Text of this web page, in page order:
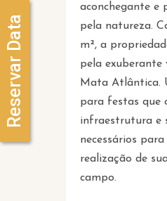
aconchegante e
pela natureza.
m², a
pela exuberante
Mata Atlântica.
para festas que
infraestrutura e
necessários
realização de
campo.
Reservar Data